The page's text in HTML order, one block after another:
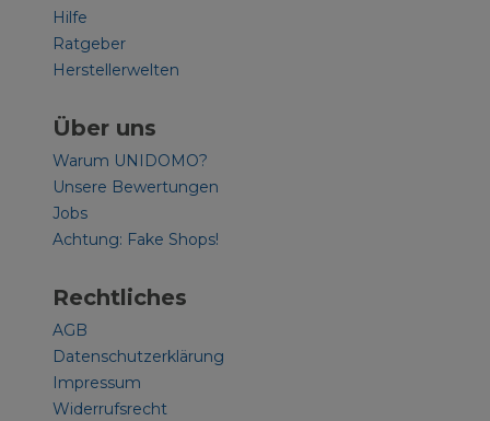
Hilfe
Ratgeber
Herstellerwelten
Über uns
Warum UNIDOMO?
Unsere Bewertungen
Jobs
Achtung: Fake Shops!
Rechtliches
AGB
Datenschutzerklärung
Impressum
Widerrufsrecht